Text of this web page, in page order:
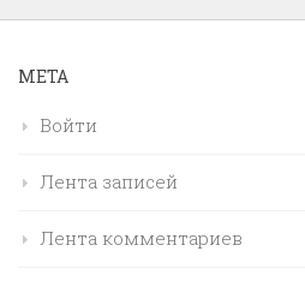
МЕТА
Войти
Лента записей
Лента комментариев